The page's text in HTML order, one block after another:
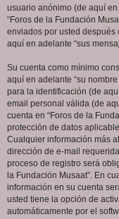
usuario anónimo (de aquí
“Foros de la Fundación
enviados por usted después
aquí en adelante “sus
Su cuenta como mínimo
aquí en adelante “su
para la identificación (de
email personal válida (de
cuenta en “Foros de la
protección de datos
Cualquier información más
dirección de e-mail
proceso de registro será
la Fundación Musaat”. En
información en su cuenta
usted tiene la opción de
automáticamente por el